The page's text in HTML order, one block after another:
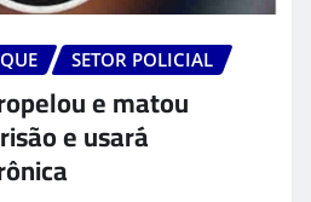
SETOR POLICIAL
e matou
e usará